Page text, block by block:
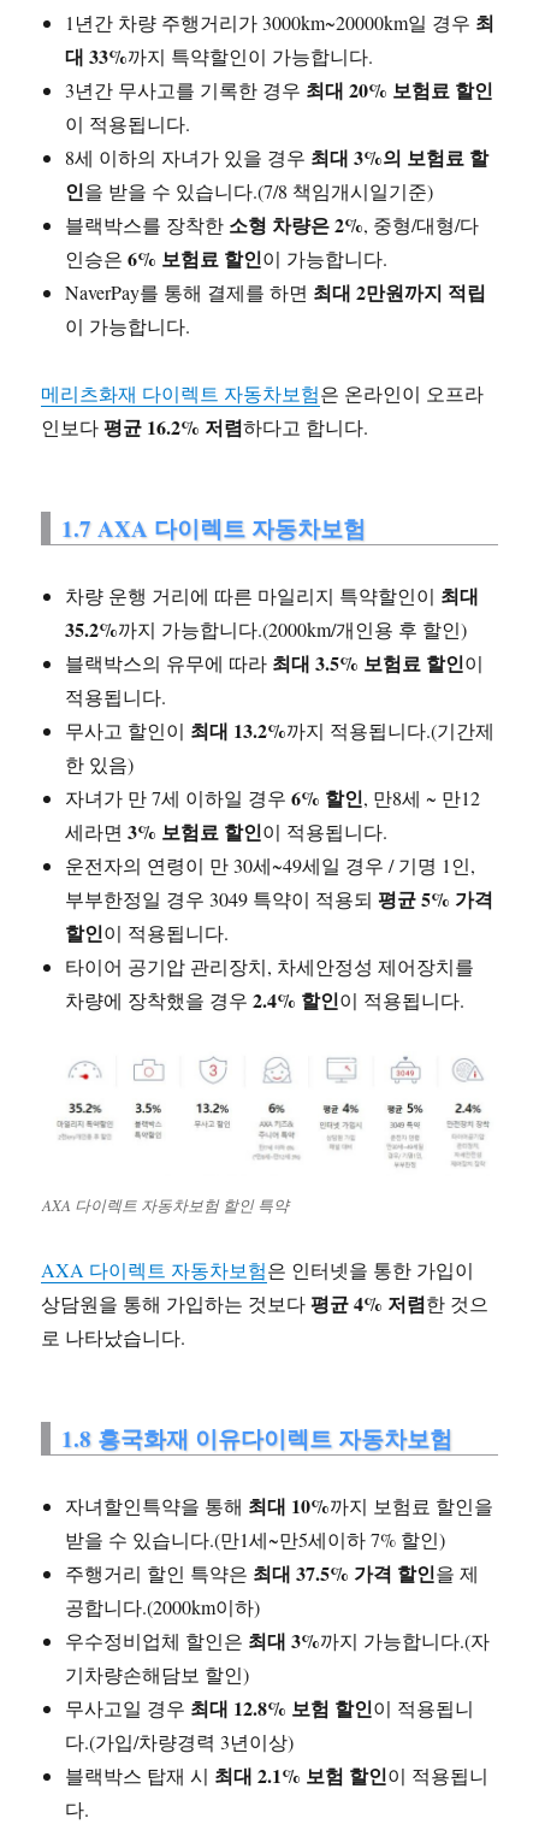
1년간 차량 주행거리가 3000km~20000km일 경우 최
대 33%까지 특약할인이 가능합니다.
3년간 무사고를 기록한 경우 최대 20% 보험료 할인
이 적용됩니다.
8세 이하의 자녀가 있을 경우 최대 3%의 보험료 할
인을 받을 수 있습니다.(7/8 책임개시일기준)
블랙박스를 장착한 소형 차량은 2%, 중형/대형/다
인승은6% 보험료 할인이 가능합니다.
NaverPay를 통해 결제를 하면 최대 2만원까지 적립
이 가능합니다.
메리츠화재 다이렉트 자동차보험은 온라인이 오프라
인보다평균 16.2% 저렴하다고 합니다.
1.7 AXA 다이렉트 자동차보험
차량 운행 거리에 따른 마일리지 특약할인이 최대
35.2%까지 가능합니다.(2000km/개인용 후 할인)
블랙박스의 유무에 따라 최대 3.5% 보험료 할인이
적용됩니다.
무사고 할인이 최대 13.2%까지 적용됩니다.(기간제
한 있음)
자녀가 만 7세 이하일 경우6% 할인, 만8세 ~ 만12
세라면3% 보험료 할인이 적용됩니다.
운전자의 연령이 만 30세~49세일 경우 / 기명 1인,
부부한정일 경우 3049 특약이 적용되평균 5% 가격
할인이 적용됩니다.
타이어 공기압 관리장치, 차세안정성 제어장치를
차량에 장착했을 경우 2.4% 할인이 적용됩니다.
AXA 다이렉트 자동차보험 할인 특약
AXA 다이렉트 자동차보험은 인터넷을 통한 가입이
상담원을 통해 가입하는 것보다평균 4% 저렴한 것으
로 나타났습니다.
1.8 흥국화재 이유다이렉트 자동차보험
자녀할인특약을 통해 최대 10%까지 보험료 할인을
받을 수 있습니다.(만1세~만5세이하 7% 할인)
주행거리 할인 특약은 최대 37.5% 가격 할인을 제
공합니다.(2000km이하)
우수정비업체 할인은 최대 3%까지 가능합니다.(자
기차량손해담보 할인)
무사고일 경우 최대 12.8% 보험 할인이 적용됩니
다.(가입/차량경력 3년이상)
블랙박스 탑재 시 최대 2.1% 보험 할인이 적용됩니
다.